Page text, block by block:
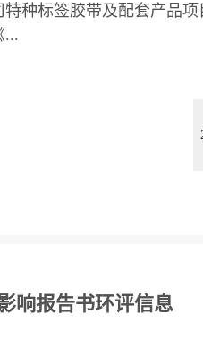
种标签胶带及配套产品项
...
响报告书环评信息